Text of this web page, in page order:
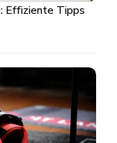
Effiziente Tipps